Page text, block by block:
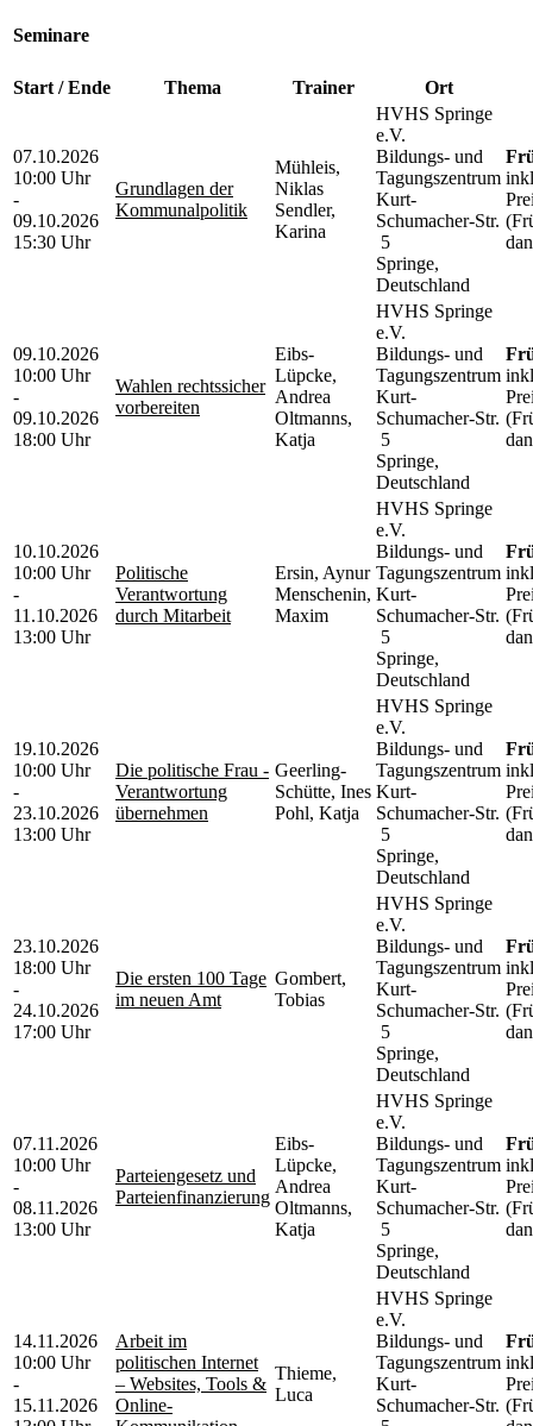
Seminare
Start / Ende Thema Trainer Ort
07.10.2026
10:00 Uhr
-
09.10.2026
15:30 Uhr
Grundlagen der
Kommunalpolitik
Mühleis,
Niklas
Sendler,
Karina
HVHS Springe
e.V.
Bildungs- und
Tagungszentrum
Kurt-
Schumacher-Str.
5
Springe,
Deutschland
09.10.2026
10:00 Uhr
-
09.10.2026
18:00 Uhr
Wahlen rechtssicher
vorbereiten
Eibs-
Lüpcke,
Andrea
Oltmanns,
Katja
HVHS Springe
e.V.
Bildungs- und
Tagungszentrum
Kurt-
Schumacher-Str.
5
Springe,
Deutschland
10.10.2026
10:00 Uhr
-
11.10.2026
13:00 Uhr
Politische
Verantwortung
durch Mitarbeit
Ersin, Aynur
Menschenin,
Maxim
HVHS Springe
e.V.
Bildungs- und
Tagungszentrum
Kurt-
Schumacher-Str.
5
Springe,
Deutschland
19.10.2026
10:00 Uhr
-
23.10.2026
13:00 Uhr
Die politische Frau -
Verantwortung
übernehmen
Geerling-
Schütte, Ines
Pohl, Katja
HVHS Springe
e.V.
Bildungs- und
Tagungszentrum
Kurt-
Schumacher-Str.
5
Springe,
Deutschland
23.10.2026
18:00 Uhr
-
24.10.2026
17:00 Uhr
Die ersten 100 Tage
im neuen Amt
Gombert,
Tobias
HVHS Springe
e.V.
Bildungs- und
Tagungszentrum
Kurt-
Schumacher-Str.
5
Springe,
Deutschland
07.11.2026
10:00 Uhr
-
08.11.2026
13:00 Uhr
Parteiengesetz und
Parteienfinanzierung
Eibs-
Lüpcke,
Andrea
Oltmanns,
Katja
HVHS Springe
e.V.
Bildungs- und
Tagungszentrum
Kurt-
Schumacher-Str.
5
Springe,
Deutschland
14.11.2026
10:00 Uhr
-
15.11.2026
Arbeit im
politischen Internet
– Websites, Tools &
Online-
Thieme,
Luca
HVHS Springe
e.V.
Bildungs- und
Tagungszentrum
Kurt-
Schumacher-Str.